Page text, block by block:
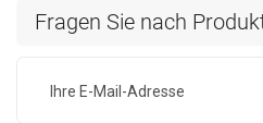
Fragen Sie nach